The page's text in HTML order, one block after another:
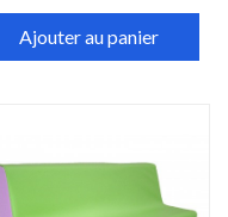
Ajouter au panier